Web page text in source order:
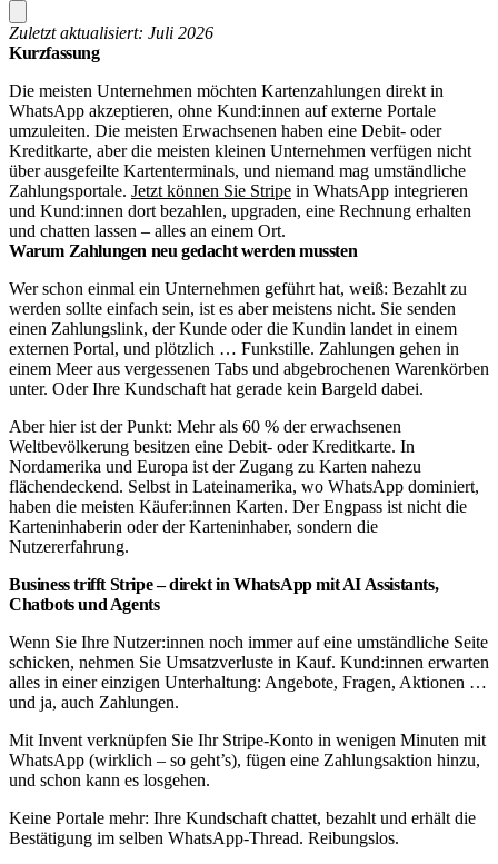
Zuletzt aktualisiert: Juli 2026
Kurzfassung
Die meisten Unternehmen möchten Kartenzahlungen direkt in
WhatsApp akzeptieren, ohne Kund:innen auf externe Portale
umzuleiten. Die meisten Erwachsenen haben eine Debit- oder
Kreditkarte, aber die meisten kleinen Unternehmen verfügen nicht
über ausgefeilte Kartenterminals, und niemand mag umständliche
Zahlungsportale. Jetzt können Sie Stripe in WhatsApp integrieren
und Kund:innen dort bezahlen, upgraden, eine Rechnung erhalten
und chatten lassen – alles an einem Ort.
Warum Zahlungen neu gedacht werden mussten
Wer schon einmal ein Unternehmen geführt hat, weiß: Bezahlt zu
werden sollte einfach sein, ist es aber meistens nicht. Sie senden
einen Zahlungslink, der Kunde oder die Kundin landet in einem
externen Portal, und plötzlich … Funkstille. Zahlungen gehen in
einem Meer aus vergessenen Tabs und abgebrochenen Warenkörben
unter. Oder Ihre Kundschaft hat gerade kein Bargeld dabei.
Aber hier ist der Punkt: Mehr als 60 % der erwachsenen
Weltbevölkerung besitzen eine Debit- oder Kreditkarte. In
Nordamerika und Europa ist der Zugang zu Karten nahezu
flächendeckend. Selbst in Lateinamerika, wo WhatsApp dominiert,
haben die meisten Käufer:innen Karten. Der Engpass ist nicht die
Karteninhaberin oder der Karteninhaber, sondern die
Nutzererfahrung.
Business trifft Stripe – direkt in WhatsApp mit AI Assistants,
Chatbots und Agents
Wenn Sie Ihre Nutzer:innen noch immer auf eine umständliche Seite
schicken, nehmen Sie Umsatzverluste in Kauf. Kund:innen erwarten
alles in einer einzigen Unterhaltung: Angebote, Fragen, Aktionen …
und ja, auch Zahlungen.
Mit Invent verknüpfen Sie Ihr Stripe-Konto in wenigen Minuten mit
WhatsApp (wirklich – so geht’s), fügen eine Zahlungsaktion hinzu,
und schon kann es losgehen.
Keine Portale mehr: Ihre Kundschaft chattet, bezahlt und erhält die
Bestätigung im selben WhatsApp-Thread. Reibungslos.